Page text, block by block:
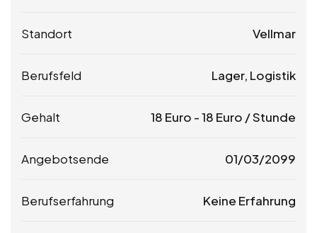
Standort Vellmar
Berufsfeld Lager, Logistik
Gehalt 18 Euro -18 Euro / Stunde
Angebotsende 01/03/2099
Berufserfahrung Keine Erfahrung